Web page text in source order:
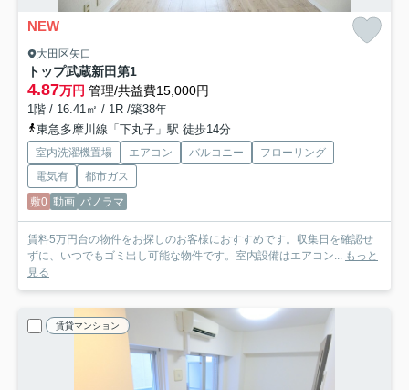
NEW
大田区矢口
トップ武蔵新田第1
4.87万円 管理/共益費15,000円
1階 / 16.41㎡ / 1R /築38年
東急多摩川線「下丸子」駅 徒歩14分
室内洗濯機置場 エアコン バルコニー
フローリング
電気有
都市ガス
敷0 動画 パノラマ
賃料5万円台の物件をお探しのお客様におすすめです。収集日を確認せ
ずに、いつでもゴミ出し可能な物件です。室内設備はエアコン... もっと
見る
賃貸マンション